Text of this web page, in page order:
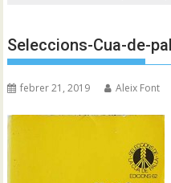
Seleccions-Cua-de-
febrer 21, 2019 Aleix Font